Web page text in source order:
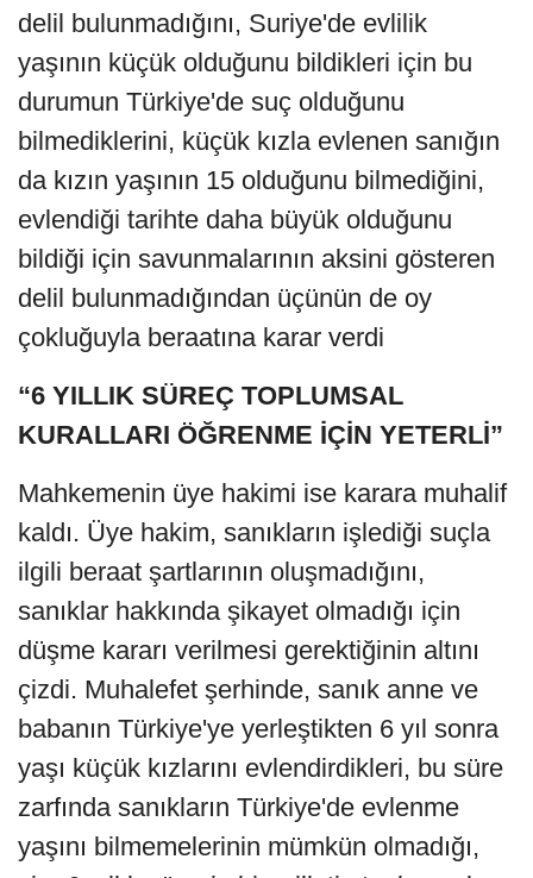
delil bulunmadığını, Suriye'de evlilik
yaşının küçük olduğunu bildikleri için bu
durumun Türkiye'de suç olduğunu
bilmediklerini, küçük kızla evlenen sanığın
da kızın yaşının 15 olduğunu bilmediğini,
evlendiği tarihte daha büyük olduğunu
bildiği için savunmalarının aksini gösteren
delil bulunmadığından üçünün de oy
çokluğuyla beraatına karar verdi
“6 YILLIK SÜREÇ TOPLUMSAL
KURALLARI ÖĞRENME İÇİN YETERLİ”
Mahkemenin üye hakimi ise karara muhalif
kaldı. Üye hakim, sanıkların işlediği suçla
ilgili beraat şartlarının oluşmadığını,
sanıklar hakkında şikayet olmadığı için
düşme kararı verilmesi gerektiğinin altını
çizdi. Muhalefet şerhinde, sanık anne ve
babanın Türkiye'ye yerleştikten 6 yıl sonra
yaşı küçük kızlarını evlendirdikleri, bu süre
zarfında sanıkların Türkiye'de evlenme
yaşını bilmemelerinin mümkün olmadığı,